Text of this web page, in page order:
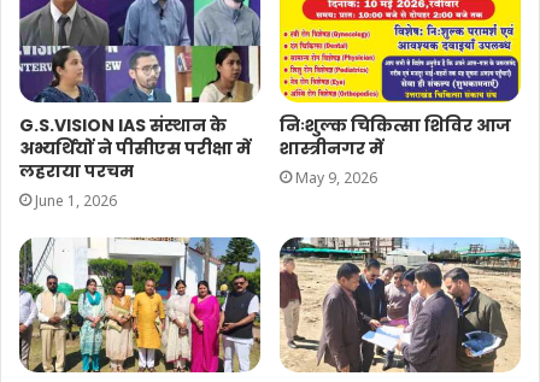
G.S.VISION IAS संस्थान के
अभ्यर्थियों ने पीसीएस परीक्षा में
लहराया परचम
June 1, 2026
निःशुल्क चिकित्सा शिविर आज
शास्त्रीनगर में
May 9, 2026